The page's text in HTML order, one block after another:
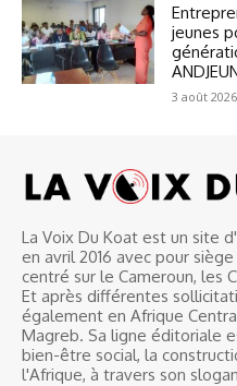
jeunes
3 août 2026
La Voix Du Koat est un site
en avril 2016 avec pour
centré sur le Cameroun, les
Et après différentes
également en Afrique
Magreb. Sa ligne éditoriale
bien-être social, la
l'Afrique, à travers son